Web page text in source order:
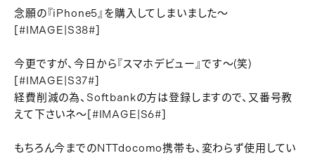
念願の『iPhone5』を購入してしまいました～
[#IMAGE|S38#]
今更ですが、今日から『スマホデビュー』です～(笑)
[#IMAGE|S37#]
経費削減の為、Softbankの方は登録しますので、又番号教
えて下さいネ～[#IMAGE|S6#]
もちろん今までのNTTdocomo携帯も、変わらず使用してい